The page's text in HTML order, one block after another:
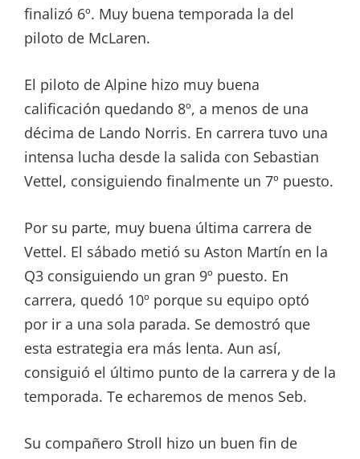
finalizó 6º. Muy buena temporada la del
piloto de McLaren.
El piloto de Alpine hizo muy buena
calificación quedando 8º, a menos de una
décima de Lando Norris. En carrera tuvo una
intensa lucha desde la salida con Sebastian
Vettel, consiguiendo finalmente un 7º puesto.
Por su parte, muy buena última carrera de
Vettel. El sábado metió su Aston Martín en la
Q3 consiguiendo un gran 9º puesto. En
carrera, quedó 10º porque su equipo optó
por ir a una sola parada. Se demostró que
esta estrategia era más lenta. Aun así,
consiguió el último punto de la carrera y de la
temporada. Te echaremos de menos Seb.
Su compañero Stroll hizo un buen fin de